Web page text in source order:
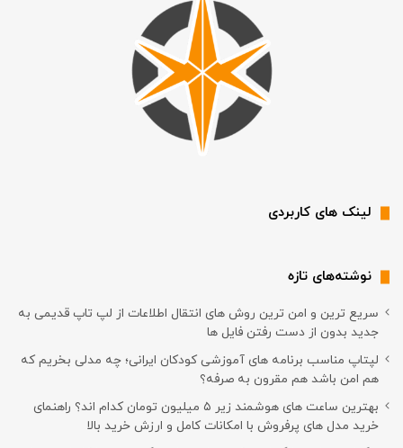
لینک های کاربردی
نوشته‌های تازه
سریع ترین و امن ترین روش های انتقال اطلاعات از لپ تاپ قدیمی به
جدید بدون از دست رفتن فایل ها
لپتاپ مناسب برنامه های آموزشی کودکان ایرانی؛ چه مدلی بخریم که
هم امن باشد هم مقرون به صرفه؟
بهترین ساعت های هوشمند زیر ۵ میلیون تومان کدام اند؟ راهنمای
خرید مدل های پرفروش با امکانات کامل و ارزش خرید بالا